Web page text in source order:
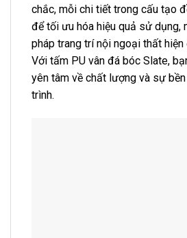
chắc, mỗi chi tiết trong cấu tạo
để tối ưu hóa hiệu quả sử dụng,
pháp trang trí nội ngoại thất
Với tấm PU vân đá bóc Slate,
yên tâm về chất lượng và sự
trình.